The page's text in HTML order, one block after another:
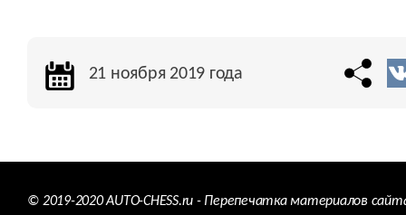
21 ноября 2019 года
© 2019-2020 AUTO-CHESS.ru - Перепечатка материалов